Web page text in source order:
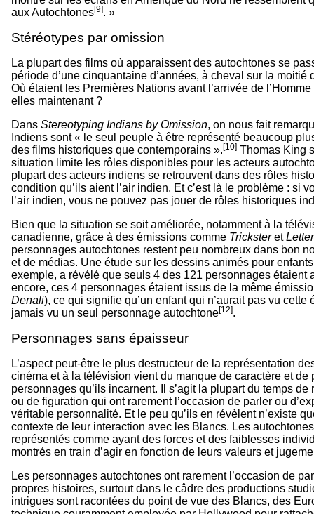
aux Autochtones[9]. »
Stéréotypes par omission
La plupart des films où apparaissent des autochtones se
période d’une cinquantaine d’années, à cheval sur la moitié
Où étaient les Premières Nations avant l’arrivée de
elles maintenant ?
Dans Stereotyping Indians by Omission, on nous fait
Indiens sont « le seul peuple à être représenté beaucoup
des films historiques que contemporains ».[10] Thomas King
situation limite les rôles disponibles pour les acteurs
plupart des acteurs indiens se retrouvent dans des rôles
condition qu’ils aient l’air indien. Et c’est là le problème : si
l’air indien, vous ne pouvez pas jouer de rôles historiques
Bien que la situation se soit améliorée, notamment à la
canadienne, grâce à des émissions comme Tricksteret
personnages autochtones restent peu nombreux dans bon
et de médias. Une étude sur les dessins animés pour
exemple, a révélé que seuls 4 des 121 personnages étaient
encore, ces 4 personnages étaient issus de la même
Denali), ce qui signifie qu’un enfant qui n’aurait pas vu cette
jamais vu un seul personnage autochtone[12].
Personnages sans épaisseur
L’aspect peut-être le plus destructeur de la représentation
cinéma et à la télévision vient du manque de caractère et de
personnages qu’ils incarnent. Il s’agit la plupart du temps de
ou de figuration qui ont rarement l’occasion de parler ou
véritable personnalité. Et le peu qu’ils en révèlent n’existe
contexte de leur interaction avec les Blancs. Les
représentés comme ayant des forces et des faiblesses
montrés en train d’agir en fonction de leurs valeurs et
Les personnages autochtones ont rarement l’occasion de
propres histoires, surtout dans le câdre des productions
intrigues sont racontées du point de vue des Blancs, des